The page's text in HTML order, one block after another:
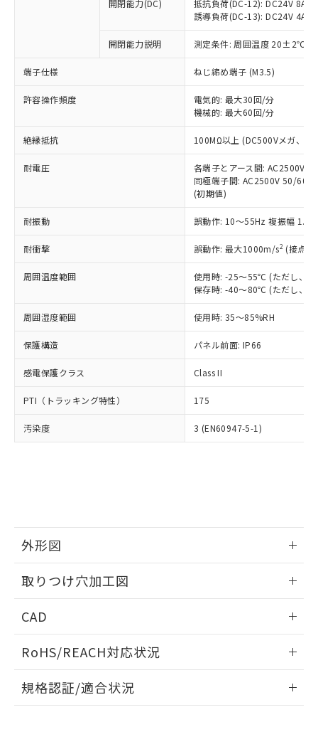
開閉能力(DC)
抵抗負荷(DC-12): DC24V 8A/
誘導負荷(DC-13): DC24V 4A/
開閉能力説明 測定条件: 周囲温度 20±2℃、
端子仕様 ねじ締め端子 (M3.5)
許容操作頻度
電気的: 最大30回/分
機械的: 最大60回/分
絶縁抵抗 100MΩ以上 (DC500Vメガ、点
耐電圧
各端子とアース間: AC2500V
同極端子間: AC2500V 50/
(初期値)
耐振動 誤動作: 10～55Hz 複振幅
耐衝撃 誤動作: 最大1000m/s2 (接点
周囲温度範囲
使用時: -25～55℃ (ただし、氷
保存時: -40～80℃ (ただし、氷
周囲湿度範囲 使用時: 35～85%RH
保護構造 パネル前面: IP66
感電保護クラス Class II
PTI（トラッキング特性） 175
汚染度 3 (EN60947-5-1)
外形図
取りつけ穴加工図
CAD
ドすることができます。
ログイン/会員登録
RoHS/REACH対応状況
EU RoHS 注意事項・凡例
規格認証/適合状況
ことをご了承ください。
在庫状況および標準価格照会結果は、
記載している更新日時点での社内デー
タに基づき作成されるものであり、閲
覧された時点での実際の在庫および標
準価格とは異なる場合があることをご
正式な納期状況および標準価格はお客
様のお取引先、またはお客様担当のオ
ムロン制御機器販売店・当社販売員に
オムロン制御機器販売店や当社販売拠
販売ネットワーク
」をご確認
在庫状況および標準価格結果を当社の
事前の承諾なく第三者に漏洩または開
示しないようお願いします。
マイパーツ機能（部品リスト作成サー
ビス）をご利用いただくには、I-Web
メンバーズにご登録されている必要が
お客様が当ウェブサイト上で当社にご
登録された部品リストについて、当社
および当社の共同利用者が、当社の製
品・サービスに関するお客様との取
引・商談に必要な範囲で利用すること
をご了承ください。
※当社の共同利用者とは、"個人情報
の「1.共同利
用者の範囲」に記載されている法人を
むを得ず変更することがあります。
*EU RoHS指令（10物質）：
鉛(Pb) 1000ppm以下、 水銀(Hg) 1000ppm以下、 カド
ミウム(Cd) 100ppm以下、
六価クロム(Cr(Ⅵ)) 1000ppm以下、ポリ臭化ビフェニル
類(PBB) 1000ppm以下、ポリ臭化ジフェニルエーテル類
(PBDE) 1000ppm以下、フタル酸ビス(2-エチルヘキシ
ル) (DEHP)(別名：DOP) 1000ppm以下、フタル酸ブチ
(DIBP) 1000ppm以下
但し、RoHS指令で産業用監視および制御機器に対する
フタル酸エステル類の４物質については閾値を超える意
図的な使用がないことを確認しています。
部品在庫の切り替え状況などにより、予定
月が前後することがあります。
※3 非含有証明書ダウンロード
下記の非含有証明書をダウンロードするこ
とができます。
EU RoHS指令（10物質）の非含有証明書
51物質の非含有証明書（当社基準）
※本証明書は発行日時点で非含有を証明す
欄に対応日を記載しておりました。
既に当社にて対応品への在庫切替を完了
り、2022年1月12日より割愛しておりま
す。
「－」：未確認です。当社販売部門へお問
*中国RoHS10物質の基準値 (GB/T26572)：
Pb(鉛) :1000ppm、 Hg(水銀) : 1000ppm、 Cd(カドミウ
ニル類) : 1000ppm、 PBDEs(ポリ臭化ジフェニルエーテ
DBP(フタル酸ジブチル) : 1000ppm、 DIBP(フタル酸ジ
イソブチル) : 1000ppm、 BBP(フタル酸ブチルベンジ
ル) : 1000ppm、
DEHP(フタル酸ビス(2-エチルヘキシル)) : 1000ppm
「ｅ」：有害物質（10物質）のすべてが基
準値以下であることを示します。
「10」：通常の使用状況下において有害物
質が外部に漏えいし、環境に深刻な影響を
及ぼさない年数を意味します。
「－」：未確認です。当社販売部門へお問
い合わせください。
当社は、これら貴社製品のうち、外国
為替および外国貿易法に定める商品
（以下｢規制貨物等」という）を輸出
または国外への提供する場合は、日本
国政府の輸出許可(または役務取引許
可)を取得するなどの必要な手続きを
当社は規制貨物を破棄する場合は、完
全に破砕するなど、違法に輸出されな
いよう必要な手段を講じます。
当社は貴社製品を、核兵器、ミサイ
ル、化学兵器、生物兵器またはその他
武器並びにこれらの製造装置等に一切
当社は、貴社製品を第三者に販売する
場合は、上記1、2および3の内容を当
該第三者に通知します。また当社は、
販売先および販売に係わる関係者が違
法に輸出するおそれがある場合は、取
り引きをいたしません。
○ 一定数以上の在庫あり
一定数には満たないが在庫あり
在庫なし(最新の在庫状況につ
いては、お客様のお取引先、ま
たはお客様担当のオムロン制御
機器販売店・当社販売員にご確
白
受注生産機種、また在庫状況の
情報を公開していない機種